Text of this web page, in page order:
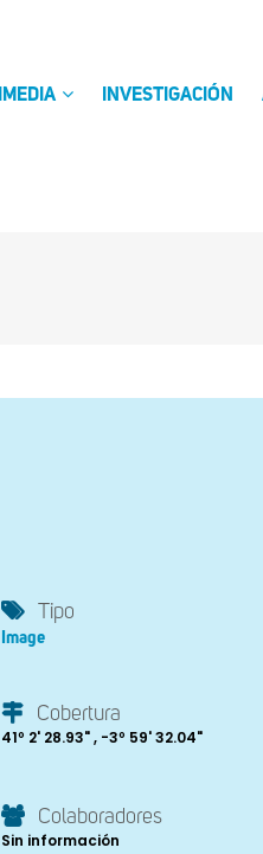
INVESTIGACIÓN
Tipo
Image
Cobertura
41º 2' 28.93" , -3º 59' 32.04"
Colaboradores
Sin información